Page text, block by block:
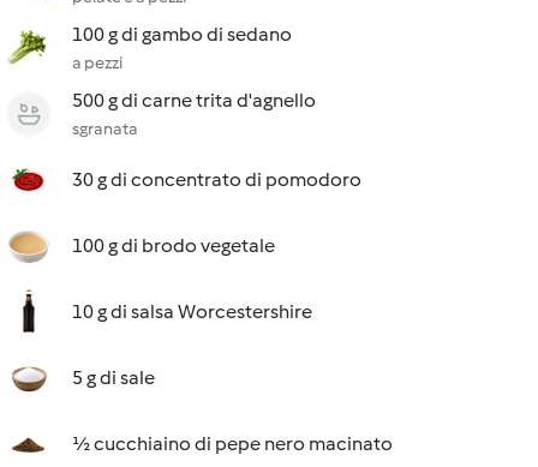
100 g di gambo di sedano
a pezzi
500 g di carne trita d'agnello
sgranata
30 g di concentrato di pomodoro
100 g di brodo vegetale
10 g di salsa Worcestershire
5 g di sale
½ cucchiaino di pepe nero macinato